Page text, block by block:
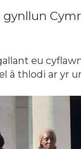
eu
â thlodi ar yr